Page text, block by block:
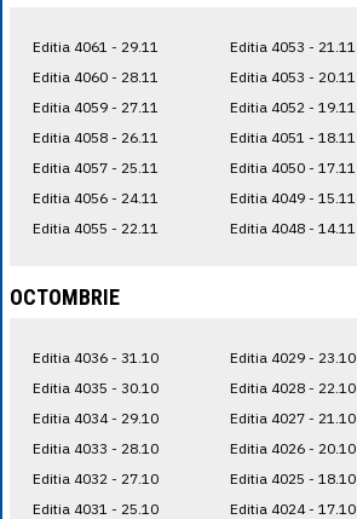
Editia 4061 - 29.11
Editia 4060 - 28.11
Editia 4059 - 27.11
Editia 4058 - 26.11
Editia 4057 - 25.11
Editia 4056 - 24.11
Editia 4055 - 22.11
Editia 4053 - 21.11
Editia 4053 - 20.11
Editia 4052 - 19.11
Editia 4051 - 18.11
Editia 4050 - 17.11
Editia 4049 - 15.11
Editia 4048 - 14.11
OCTOMBRIE
Editia 4036 - 31.10
Editia 4035 - 30.10
Editia 4034 - 29.10
Editia 4033 - 28.10
Editia 4032 - 27.10
Editia 4031 - 25.10
Editia 4029 - 23.10
Editia 4028 - 22.10
Editia 4027 - 21.10
Editia 4026 - 20.10
Editia 4025 - 18.10
Editia 4024 - 17.10